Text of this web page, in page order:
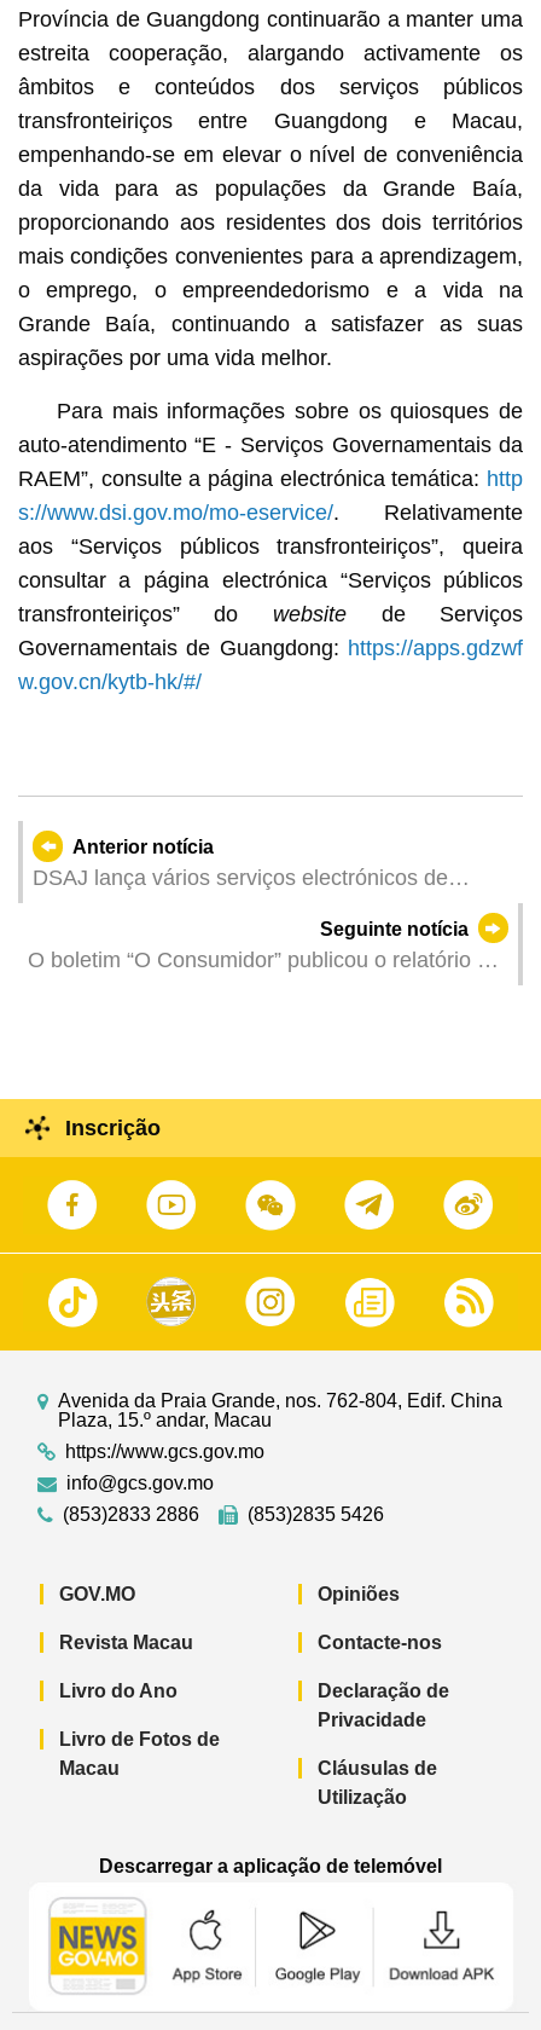
Província de Guangdong continuarão a manter uma
estreita cooperação, alargando activamente os
âmbitos e conteúdos dos serviços públicos
transfronteiriços entre Guangdong e Macau,
empenhando-se em elevar o nível de conveniência
da vida para as populações da Grande Baía,
proporcionando aos residentes dos dois territórios
mais condições convenientes para a aprendizagem,
o emprego, o empreendedorismo e a vida na
Grande Baía, continuando a satisfazer as suas
aspirações por uma vida melhor.
Para mais informações sobre os quiosques de
auto-atendimento “E - Serviços Governamentais da
RAEM”, consulte a página electrónica temática: http
s://www.dsi.gov.mo/mo-eservice/. Relativamente
aos “Serviços públicos transfronteiriços”, queira
consultar a página electrónica “Serviços públicos
transfronteiriços” do website de Serviços
Governamentais de Guangdong: https://apps.gdzwf
w.gov.cn/kytb-hk/#/
Anterior notícia
DSAJ lança vários serviços electrónicos de
Seguinte notícia
O boletim “O Consumidor” publicou o relatório do
Inscrição
Avenida da Praia Grande, nos. 762-804, Edif. China
Plaza, 15.º andar, Macau
https://www.gcs.gov.mo
info@gcs.gov.mo
(853)2833 2886
(853)2835 5426
GOV.MO
Revista Macau
Livro do Ano
Livro de Fotos de
Macau
Opiniões
Contacte-nos
Declaração de
Privacidade
Cláusulas de
Utilização
Descarregar a aplicação de telemóvel